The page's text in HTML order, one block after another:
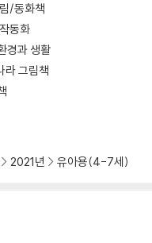
2021년 유아용(4-7세)
/동화책
동화
경과 생활
라 그림책